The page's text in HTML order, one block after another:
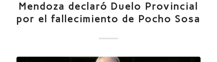
Mendoza declaró Duelo Provincial
por el fallecimiento de Pocho Sosa